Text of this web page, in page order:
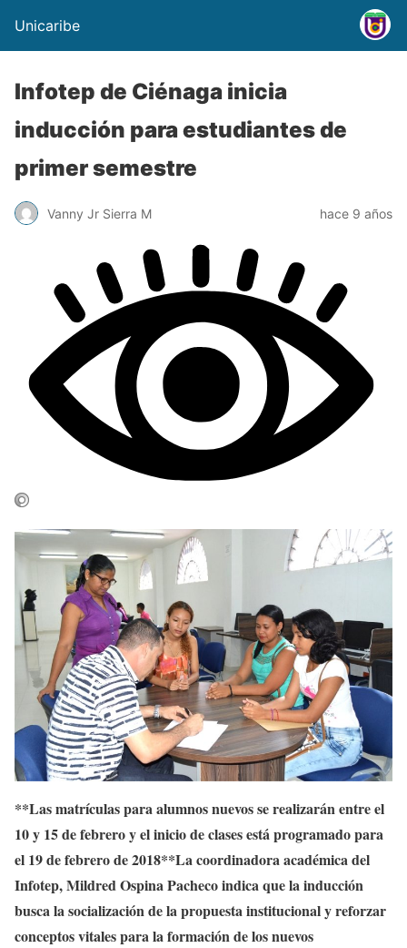
Unicaribe
Infotep de Ciénaga inicia
inducción para estudiantes de
primer semestre
Vanny Jr Sierra M hace 9 años
**Las matrículas para alumnos nuevos se realizarán entre el
10 y 15 de febrero y el inicio de clases está programado para
el 19 de febrero de 2018**La coordinadora académica del
Infotep, Mildred Ospina Pacheco indica que la inducción
busca la socialización de la propuesta institucional y reforzar
conceptos vitales para la formación de los nuevos